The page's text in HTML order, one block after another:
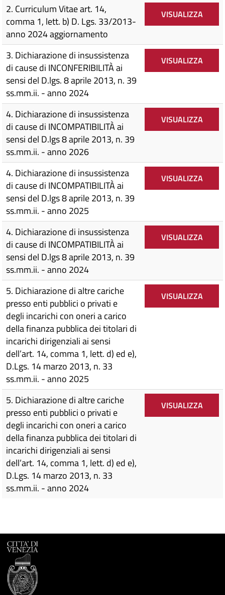
2. Curriculum Vitae art. 14,
comma 1, lett. b) D. Lgs. 33/2013-
anno 2024 aggiornamento
VISUALIZZA
3. Dichiarazione di insussistenza
di cause di INCONFERIBILITÀ ai
sensi del D.lgs. 8 aprile 2013, n. 39
ss.mm.ii. - anno 2024
VISUALIZZA
4. Dichiarazione di insussistenza
di cause di INCOMPATIBILITÀ ai
sensi del D.lgs 8 aprile 2013, n. 39
ss.mm.ii. - anno 2026
VISUALIZZA
4. Dichiarazione di insussistenza
di cause di INCOMPATIBILITÀ ai
sensi del D.lgs 8 aprile 2013, n. 39
ss.mm.ii. - anno 2025
VISUALIZZA
4. Dichiarazione di insussistenza
di cause di INCOMPATIBILITÀ ai
sensi del D.lgs 8 aprile 2013, n. 39
ss.mm.ii. - anno 2024
VISUALIZZA
5. Dichiarazione di altre cariche
presso enti pubblici o privati e
degli incarichi con oneri a carico
della finanza pubblica dei titolari di
incarichi dirigenziali ai sensi
dell’art. 14, comma 1, lett. d) ed e),
D.Lgs. 14 marzo 2013, n. 33
ss.mm.ii. - anno 2025
VISUALIZZA
5. Dichiarazione di altre cariche
presso enti pubblici o privati e
degli incarichi con oneri a carico
della finanza pubblica dei titolari di
incarichi dirigenziali ai sensi
dell’art. 14, comma 1, lett. d) ed e),
D.Lgs. 14 marzo 2013, n. 33
ss.mm.ii. - anno 2024
VISUALIZZA